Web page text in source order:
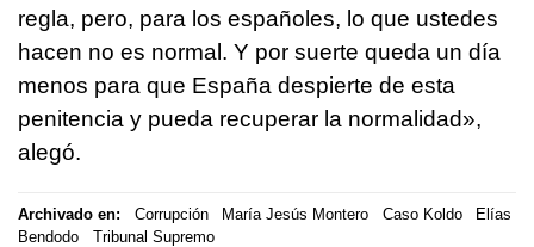
regla, pero, para los españoles, lo que ustedes
hacen no es normal. Y por suerte queda un día
menos para que España despierte de esta
penitencia y pueda recuperar la normalidad»,
alegó.
Archivado en: Corrupción María Jesús Montero Caso Koldo
Elías
Bendodo
Tribunal Supremo